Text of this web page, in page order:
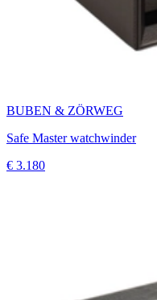
BUBEN & ZÖRWEG
Safe Master watchwinder
€ 3.180